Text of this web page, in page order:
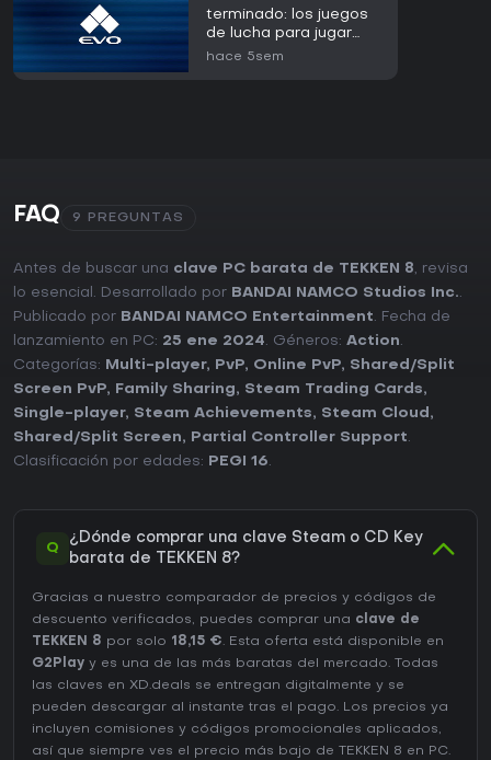
terminado: los juegos
de lucha para jugar
ahora en 2026
hace 5sem
FAQ 9 PREGUNTAS
Antes de buscar una clave PC barata de TEKKEN 8, revisa
lo esencial. Desarrollado por BANDAI NAMCO Studios Inc..
Publicado por BANDAI NAMCO Entertainment. Fecha de
lanzamiento en PC: 25 ene 2024. Géneros: Action.
Categorías:
Multi-player, PvP, Online PvP, Shared/Split
Screen PvP, Family Sharing, Steam Trading Cards,
Single-player, Steam Achievements, Steam Cloud ,
Shared/Split Screen, Partial Controller Support.
Clasificación por edades:
PEGI 16.
Q
¿Dónde comprar una clave Steam o CD Key
barata de TEKKEN 8?
Gracias a nuestro comparador de precios y códigos de
descuento verificados, puedes comprar una clave de
TEKKEN 8 por solo 18,15 €. Esta oferta está disponible en
G2Play y es una de las más baratas del mercado. Todas
las claves en XD.deals se entregan digitalmente y se
pueden descargar al instante tras el pago. Los precios ya
incluyen comisiones y códigos promocionales aplicados,
así que siempre ves el precio más bajo de TEKKEN 8 en PC.